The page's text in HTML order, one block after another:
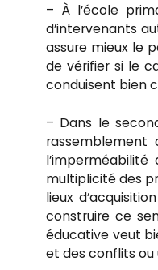
– À l’école
d’intervenants
assure mieux le
de vérifier si le
conduisent bien
– Dans le
multiplicité des
lieux
construire ce
éducative veut
et des conflits ou